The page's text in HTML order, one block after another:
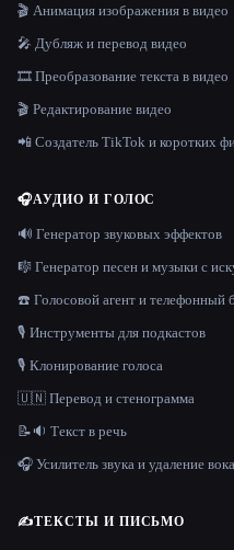
🎬 Анимация изображения в видео
🎤 Дубляж и перевод видео
🎞️ Преобразование текста в видео
🎬 Редактирование видео
📲 Создатель TikTok и коротких
🎧АУДИО И ГОЛОС
🔊 Генератор звуковых эффектов
🎼 Генератор песен и музыки с
☎️ Голосовой агент и телефонный
🎙️ Инструменты для подкастов
🎙️ Клонирование голоса
🇺🇳 Перевод и стенограмма
📝🔉 Текст в речь
🎧 Усилитель звука и удаление
✍️ТЕКСТЫ И ПИСЬМО